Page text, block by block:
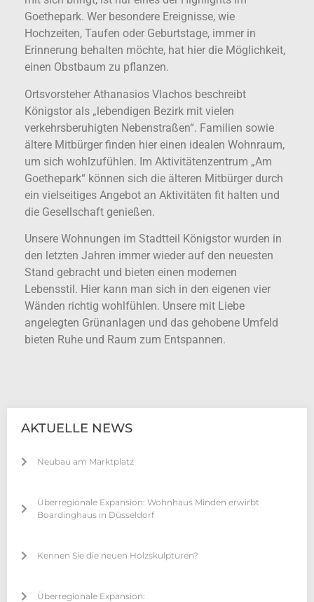
Goethepark. Wer besondere Ereignisse, wie
Hochzeiten, Taufen oder Geburtstage, immer in
Erinnerung behalten möchte, hat hier die Möglichkeit,
einen Obstbaum zu pflanzen.
Ortsvorsteher Athanasios Vlachos beschreibt
Königstor als „lebendigen Bezirk mit vielen
verkehrsberuhigten Nebenstraßen“. Familien sowie
ältere Mitbürger finden hier einen idealen Wohnraum,
um sich wohlzufühlen. Im Aktivitätenzentrum „Am
Goethepark“ können sich die älteren Mitbürger durch
ein vielseitiges Angebot an Aktivitäten fit halten und
die Gesellschaft genießen.
Unsere Wohnungen im Stadtteil Königstor wurden in
den letzten Jahren immer wieder auf den neuesten
Stand gebracht und bieten einen modernen
Lebensstil. Hier kann man sich in den eigenen vier
Wänden richtig wohlfühlen. Unsere mit Liebe
angelegten Grünanlagen und das gehobene Umfeld
bieten Ruhe und Raum zum Entspannen.
AKTUELLE NEWS
Neubau am Marktplatz
Überregionale Expansion: Wohnhaus Minden erwirbt
Boardinghaus in Düsseldorf
Kennen Sie die neuen Holzskulpturen?
Überregionale Expansion: